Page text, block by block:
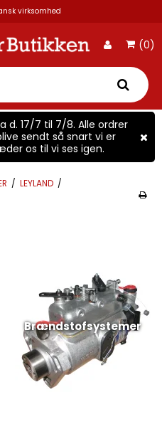
virksomhed
(0)
d. 17/7 til 7/8. Alle ordrer
sendt så snart vi er
os til vi ses igen.
/ LEYLAND /
Brændstofsystemer